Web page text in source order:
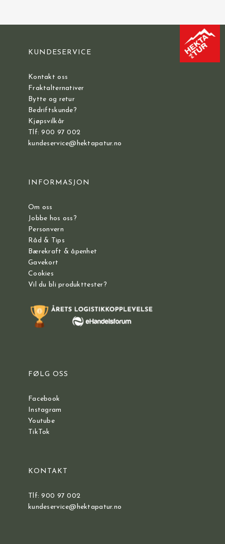
KUNDESERVICE
Kontakt oss
Fraktalternativer
Bytte og retur
Bedriftskunde?
Kjøpsvilkår
Tlf: 900 97 002
kundeservice@hektapatur.no
INFORMASJON
Om oss
Jobbe hos oss?
Personvern
Råd & Tips
Bærekraft & åpenhet
Gavekort
Cookies
Vil du bli produkttester?
FØLG OSS
Facebook
Instagram
Youtube
TikTok
KONTAKT
Tlf: 900 97 002
kundeservice@hektapatur.no